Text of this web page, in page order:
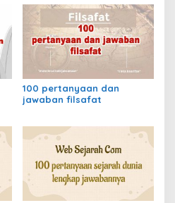
100 pertanyaan dan
jawaban filsafat